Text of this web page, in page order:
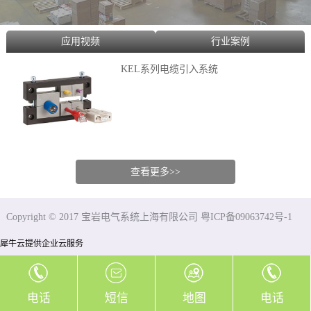
应用视频 行业案例
KEL系列电缆引入系统
查看更多>>
Copyright © 2017 宝岩电气系统上海有限公司 粤ICP备09063742号-1
犀牛云提供企业云服务
电话 短信 地图 电话